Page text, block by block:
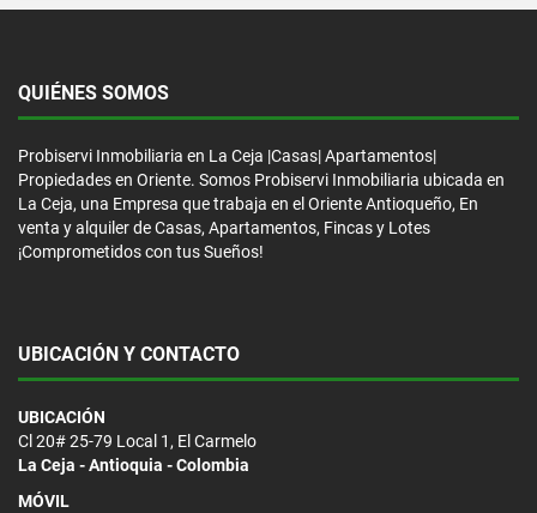
QUIÉNES SOMOS
Probiservi Inmobiliaria en La Ceja |Casas| Apartamentos|
Propiedades en Oriente. Somos Probiservi Inmobiliaria ubicada en
La Ceja, una Empresa que trabaja en el Oriente Antioqueño, En
venta y alquiler de Casas, Apartamentos, Fincas y Lotes
¡Comprometidos con tus Sueños!
UBICACIÓN Y CONTACTO
UBICACIÓN
Cl 20# 25-79 Local 1, El Carmelo
La Ceja - Antioquia - Colombia
MÓVIL